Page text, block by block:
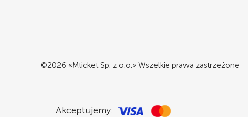
©2026 «Mticket Sp. z o.o.» Wszelkie prawa zastrzeżone
Akceptujemy: